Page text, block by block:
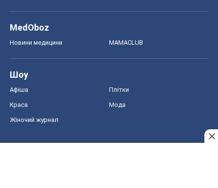
MedOboz
Новини медицини MAMACLUB
Шоу
Афіша Плітки
Краса Мода
Жіночий журнал